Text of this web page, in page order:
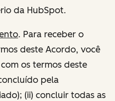
da HubSpot.
. Para receber o
deste Acordo, você
os termos deste
pela
(ii) concluir todas as